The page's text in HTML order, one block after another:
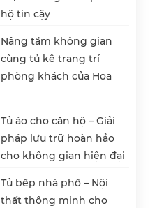
hộ tin cậy
Nâng tầm không gian
cùng tủ kệ trang trí
phòng khách của Hoa
Tủ áo cho căn hộ – Giải
pháp lưu trữ hoàn hảo
cho không gian hiện đại
Tủ bếp nhà phố – Nội
thất thông minh cho